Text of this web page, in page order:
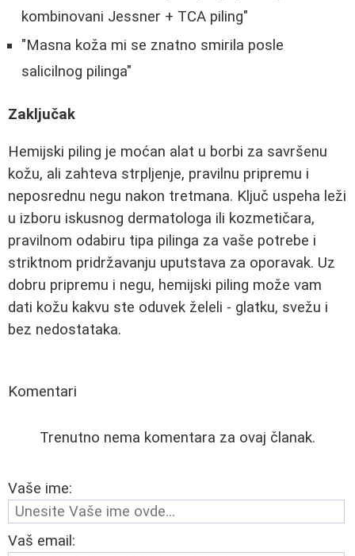
kombinovani Jessner + TCA piling"
"Masna koža mi se znatno smirila posle
salicilnog pilinga"
Zaključak
Hemijski piling je moćan alat u borbi za savršenu
kožu, ali zahteva strpljenje, pravilnu pripremu i
neposrednu negu nakon tretmana. Ključ uspeha leži
u izboru iskusnog dermatologa ili kozmetičara,
pravilnom odabiru tipa pilinga za vaše potrebe i
striktnom pridržavanju uputstava za oporavak. Uz
dobru pripremu i negu, hemijski piling može vam
dati kožu kakvu ste oduvek želeli - glatku, svežu i
bez nedostataka.
Komentari
Trenutno nema komentara za ovaj članak.
Vaše ime:
Vaš email: